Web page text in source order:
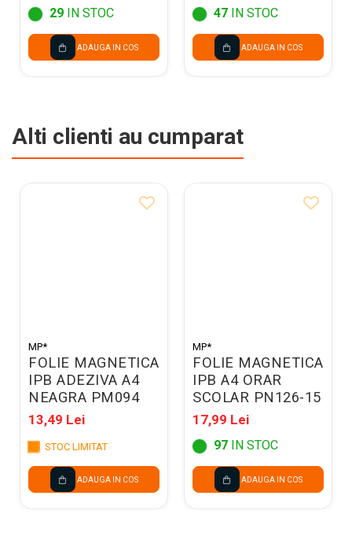
29 IN STOC
ADAUGA IN COS
47 IN STOC
ADAUGA IN COS
Alti clienti au cumparat
MP*
FOLIE MAGNETICA
IPB ADEZIVA A4
NEAGRA PM094
13,49 Lei
STOC LIMITAT
ADAUGA IN COS
MP*
FOLIE MAGNETICA
IPB A4 ORAR
SCOLAR PN126-15
17,99 Lei
97 IN STOC
ADAUGA IN COS